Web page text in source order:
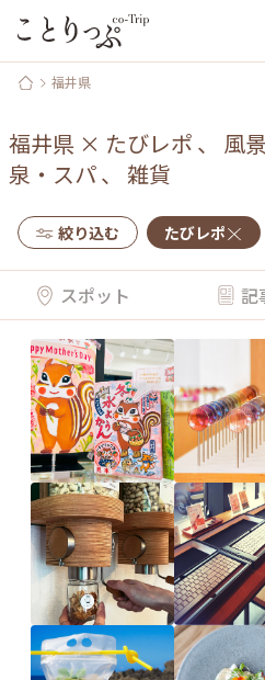
福井県
福井県 × たびレポ 、 風
泉・スパ、 雑貨
絞り込む たびレポ
スポット 記